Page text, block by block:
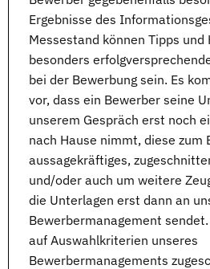
Ergebnisse des
Messestand können Tipps
besonders
bei der Bewerbung sein. Es
vor, dass ein Bewerber seine
unserem Gespräch erst noch
nach Hause nimmt, diese zum
aussagekräftiges,
und/oder auch um weitere
die Unterlagen erst dann an
Bewerbermanagement
auf Auswahlkriterien unseres
Bewerbermanagements